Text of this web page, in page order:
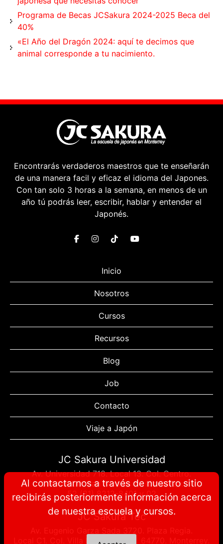
Al contactarnos a través de nuestro sitio
recibirás posteriormente información acerca
de nuestra escuela y cursos.
Programa de Becas JCSakura 2024-2025 Beca del
40%
«El Año del Dragón 2024: aquí te decimos que
animal corresponde a tu nacimiento.
Encontrarás verdaderos maestros que te enseñarán
de una manera facil y eficaz el idioma del Japones.
Con tan solo 3 horas a la semana, en menos de un
año tú podrás leer, escribir, hablar y entender el
Japonés.
Inicio
Nosotros
Cursos
Recursos
Blog
Job
Contacto
Viaje a Japón
JC Sakura Universidad
Av. Universidad 718. Local 13. Col. Centro.
C.P. 66400. San Nicolás de los Garza.
52 (81) 8212-8401 y 02
JC Sakura Tec
Local C1. Col. Villa los Pinos. C.P. 64770. Monterrey.